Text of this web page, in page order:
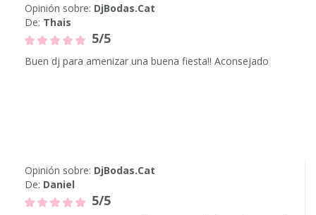
Opinión sobre: DjBodas.Cat
De: Thais
5/5
Buen dj para amenizar una buena fiesta!! Aconsejado
Opinión sobre: DjBodas.Cat
De: Daniel
5/5